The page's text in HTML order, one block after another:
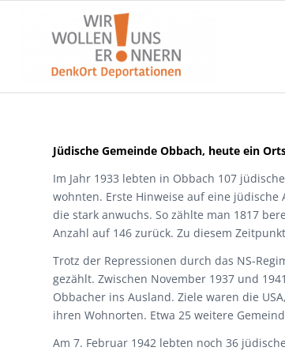
Jüdische Gemeinde Obbach, heute ein
Im Jahr 1933 lebten in Obbach 107
wohnten. Erste Hinweise auf eine
die stark anwuchs. So zählte man 1817
Anzahl auf 146 zurück. Zu diesem
Trotz der Repressionen durch das NS-
gezählt. Zwischen November 1937 und
Obbacher ins Ausland. Ziele waren die
ihren Wohnorten. Etwa 25 weitere
Am 7. Februar 1942 lebten noch 36